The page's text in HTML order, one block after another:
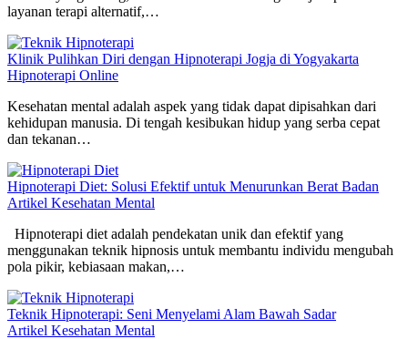
layanan terapi alternatif,…
Klinik Pulihkan Diri dengan Hipnoterapi Jogja di Yogyakarta
Hipnoterapi Online
Kesehatan mental adalah aspek yang tidak dapat dipisahkan dari
kehidupan manusia. Di tengah kesibukan hidup yang serba cepat
dan tekanan…
Hipnoterapi Diet: Solusi Efektif untuk Menurunkan Berat Badan
Artikel Kesehatan Mental
Hipnoterapi diet adalah pendekatan unik dan efektif yang
menggunakan teknik hipnosis untuk membantu individu mengubah
pola pikir, kebiasaan makan,…
Teknik Hipnoterapi: Seni Menyelami Alam Bawah Sadar
Artikel Kesehatan Mental